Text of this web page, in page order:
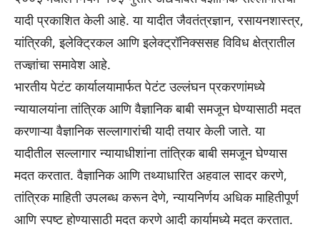
यादी प्रकाशित केली आहे. या यादीत जैवतंत्रज्ञान, रसायनशास्त्र,
यांत्रिकी, इलेक्ट्रिकल आणि इलेक्ट्रॉनिक्ससह विविध क्षेत्रातील
तज्ज्ञांचा समावेश आहे.
भारतीय पेटंट कार्यालयामार्फत पेटंट उल्लंघन प्रकरणांमध्ये
न्यायालयांना तांत्रिक आणि वैज्ञानिक बाबी समजून घेण्यासाठी मदत
करणाऱ्या वैज्ञानिक सल्लागारांची यादी तयार केली जाते. या
यादीतील सल्लागार न्यायाधीशांना तांत्रिक बाबी समजून घेण्यास
मदत करतात. वैज्ञानिक आणि तथ्याधारित अहवाल सादर करणे,
तांत्रिक माहिती उपलब्ध करून देणे, न्यायनिर्णय अधिक माहितीपूर्ण
आणि स्पष्ट होण्यासाठी मदत करणे आदी कार्यामध्ये मदत करतात.